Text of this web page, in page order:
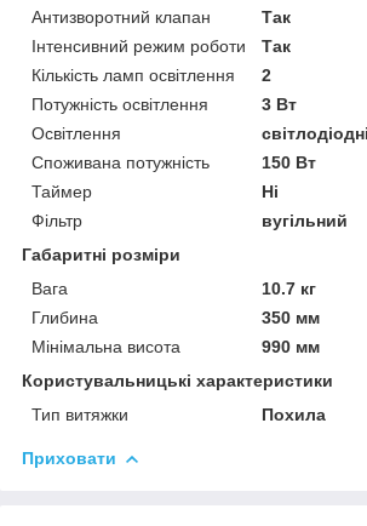
Антизворотний клапан
Так
Інтенсивний режим роботи
Так
Кількість ламп освітлення
2
Потужність освітлення
3 Вт
Освітлення
Споживана потужність
150 Вт
Таймер
Ні
Фільтр
вугільний
Габаритні розміри
Вага
10.7 кг
Глибина
350 мм
Мінімальна висота
990 мм
Користувальницькі характеристики
Тип витяжки
Похила
Приховати